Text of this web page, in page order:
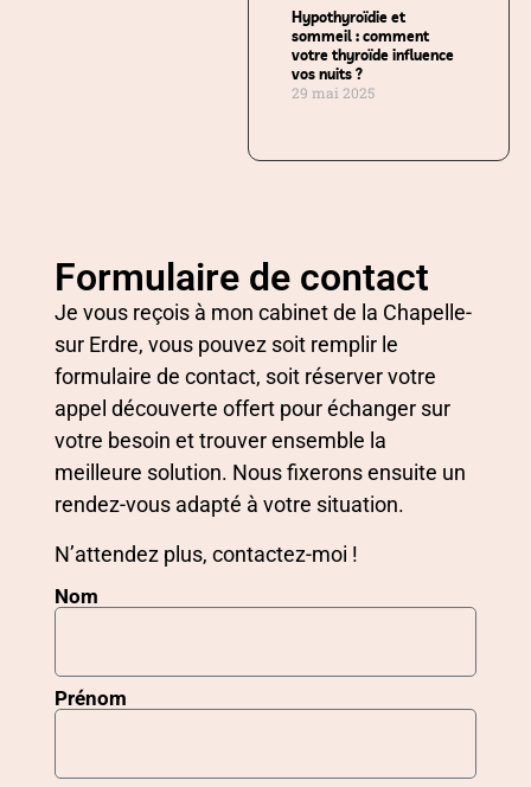
Hypothyroïdie et
sommeil : comment
votre thyroïde influence
vos nuits ?
29 mai 2025
Formulaire de contact
Je vous reçois à mon cabinet de la Chapelle-
sur Erdre, vous pouvez soit remplir le
formulaire de contact, soit réserver votre
appel découverte offert pour échanger sur
votre besoin et trouver ensemble la
meilleure solution. Nous fixerons ensuite un
rendez-vous adapté à votre situation.
N’attendez plus, contactez-moi !
Nom
Prénom